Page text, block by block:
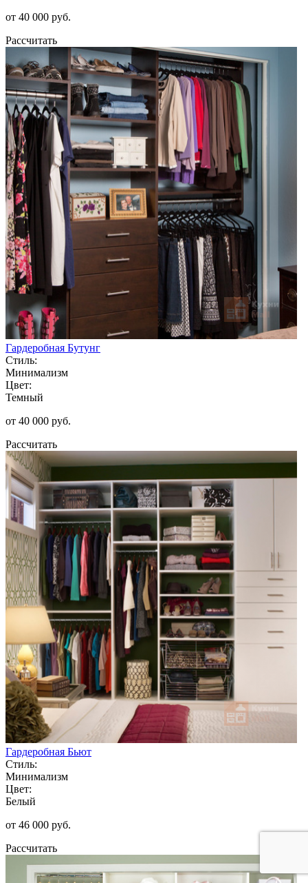
от 40 000 руб.
Рассчитать
Гардеробная Бутунг
Стиль:
Минимализм
Цвет:
Темный
от 40 000 руб.
Рассчитать
Гардеробная Бьют
Стиль:
Минимализм
Цвет:
Белый
от 46 000 руб.
Рассчитать